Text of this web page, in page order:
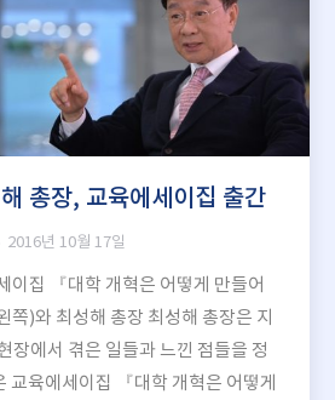
총장, 교육에세이집 출간
2016년 10월 17일
이집 『대학 개혁은 어떻게 만들어
쪽)와 최성해 총장 최성해 총장은 지
장에서 겪은 일들과 느낀 점들을 정
교육에세이집 『대학 개혁은 어떻게